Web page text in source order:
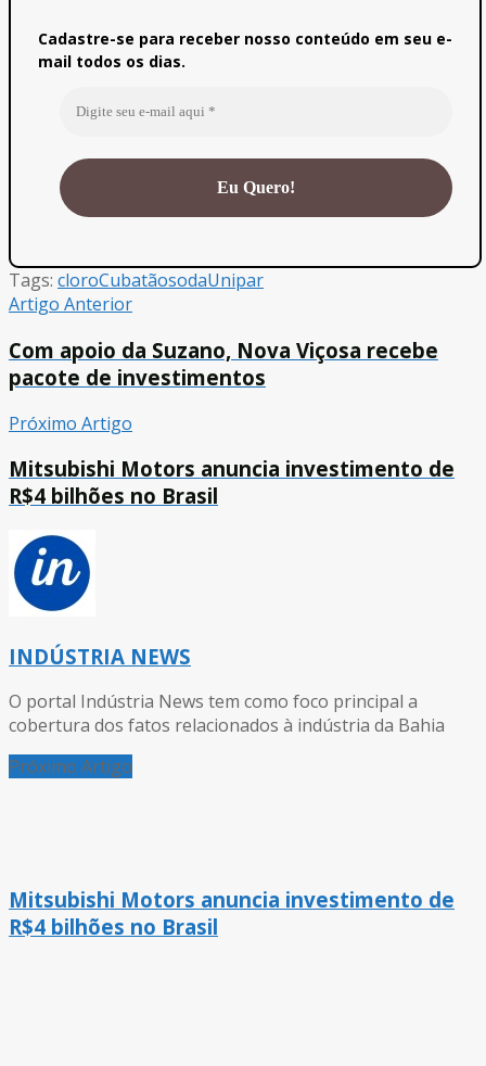
Cadastre-se para receber nosso conteúdo em seu e-
mail todos os dias.
Tags: cloroCubatãosodaUnipar
Artigo Anterior
Com apoio da Suzano, Nova Viçosa recebe
pacote de investimentos
Próximo Artigo
Mitsubishi Motors anuncia investimento de
R$4 bilhões no Brasil
INDÚSTRIA NEWS
O portal Indústria News tem como foco principal a
cobertura dos fatos relacionados à indústria da Bahia
Próximo Artigo
Mitsubishi Motors anuncia investimento de
R$4 bilhões no Brasil